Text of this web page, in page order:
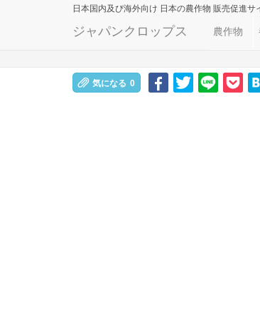
日本国内及び海外向け 日本の農作物 販売促進サ
ジャパンクロップス 農作物
気になる 0